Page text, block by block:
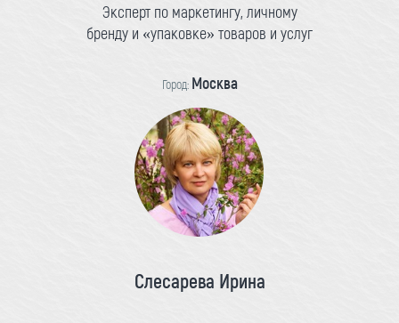
Эксперт по маркетингу, личному
бренду и «упаковке» товаров и услуг
Город: Москва
Слесарева Ирина